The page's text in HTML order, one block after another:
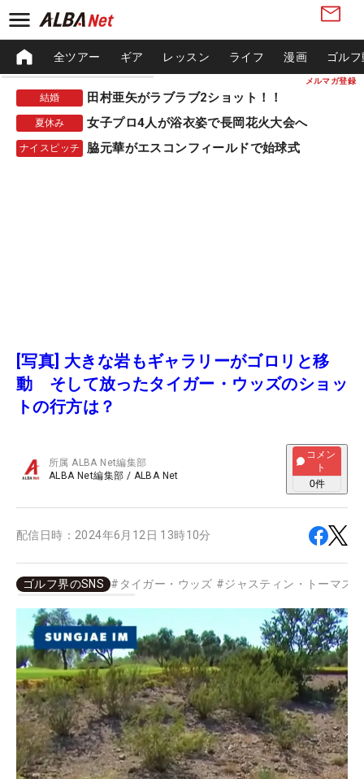
メルマガ登録
全ツアー ギア レッスン ライフ 漫画 ゴル
結婚 田村亜矢がラブラブ2ショット！！
夏休み 女子プロ4人が浴衣姿で長岡花火大会へ
ナイスピッチ 脇元華がエスコンフィールドで始球式
[写真] 大きな岩もギャラリーがゴロリと移
動 そして放ったタイガー・ウッズのショッ
トの行方は？
所属ALBA Net編集部
ALBA Net編集部 / ALBA Net
コメン
ト
0件
配信日時： 2024年6月12日 13時10分
ゴルフ界のSNS # タイガー・ウッズ #ジャスティン・トーマス